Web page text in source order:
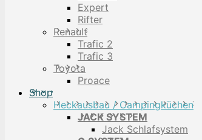
Expert
Rifter
Renault
Trafic 2
Trafic 3
Toyota
Proace
Shop
Heckausbau / Campingküchen
JACK SYSTEM
Jack Schlafsystem